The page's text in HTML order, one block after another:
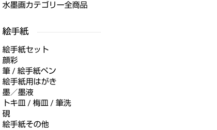
水墨画カテゴリー全商品
絵手紙セット
顔彩
筆 / 絵手紙ペン
絵手紙用はがき
墨／墨液
トキ皿 / 梅皿 / 筆洗
硯
絵手紙その他